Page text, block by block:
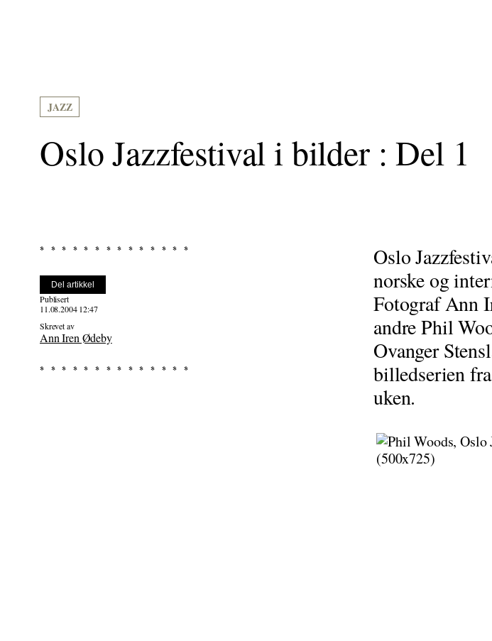
JAZZ
Oslo Jazzfestival i bilder : Del 1
Del artikkel
Publisert
11.08.2004 12:47
Skrevet av
Ann Iren Ødeby
Oslo
norske og
Fotograf Ann
andre Phil
Ovanger
billedserien
uken.